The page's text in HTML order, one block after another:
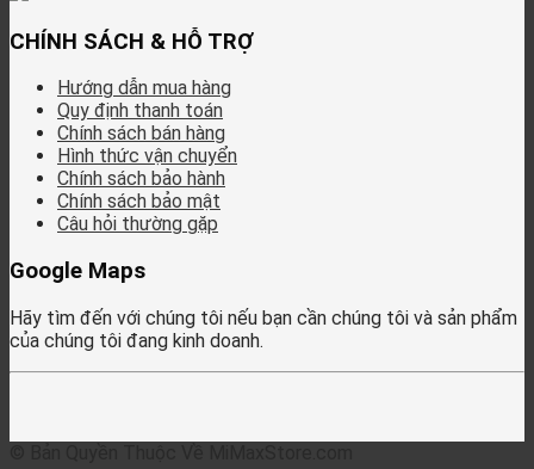
CHÍNH SÁCH & HỖ TRỢ
Hướng dẫn mua hàng
Quy định thanh toán
Chính sách bán hàng
Hình thức vận chuyển
Chính sách bảo hành
Chính sách bảo mật
Câu hỏi thường gặp
Google Maps
Hãy tìm đến với chúng tôi nếu bạn cần chúng tôi và sản phẩm
của chúng tôi đang kinh doanh.